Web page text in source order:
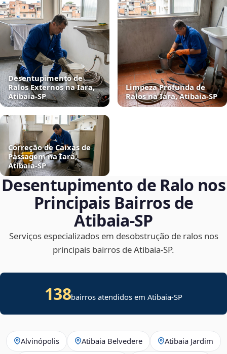
Desentupimento de
Ralos Externos na Iara,
Atibaia‑SP
Limpeza Profunda de
Ralos na Iara, Atibaia‑SP
Correção de Caixas de
Passagem na Iara,
Atibaia‑SP
Desentupimento de Ralo nos
Principais Bairros de
Atibaia‑SP
Serviços especializados em desobstrução de ralos nos
principais bairros de Atibaia‑SP.
138bairros atendidos em Atibaia-SP
Alvinópolis Atibaia Belvedere Atibaia Jardim